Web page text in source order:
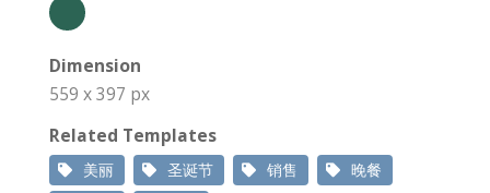
Dimension
559 x 397 px
Related Templates
美丽 圣诞节 销售
晚餐